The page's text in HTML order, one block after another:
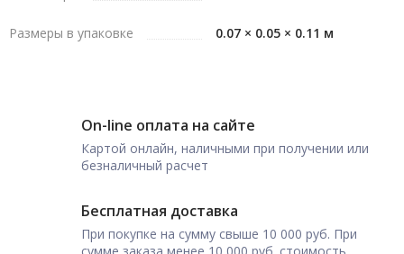
Размеры в упаковке 0.07 × 0.05 × 0.11 м
On-line оплата на сайте
Картой онлайн, наличными при получении или
безналичный расчет
Бесплатная доставка
При покупке на сумму свыше 10 000 руб. При